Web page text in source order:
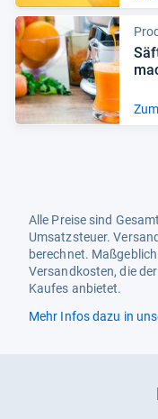
Alle Preise sind
Umsatzsteuer.
berechnet.
Versandkosten, die
Kaufes anbietet.
Mehr Infos dazu in